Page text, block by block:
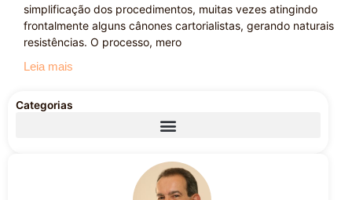
simplificação dos procedimentos, muitas vezes atingindo
frontalmente alguns cânones cartorialistas, gerando naturais
resistências. O processo, mero
Leia mais
Categorias